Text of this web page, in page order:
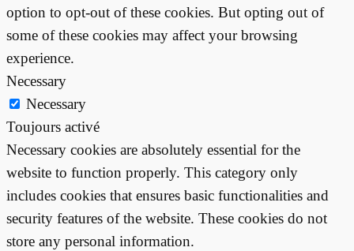
option to opt-out of these cookies. But opting out of
some of these cookies may affect your browsing
experience.
Necessary
Necessary
Toujours activé
Necessary cookies are absolutely essential for the
website to function properly. This category only
includes cookies that ensures basic functionalities and
security features of the website. These cookies do not
store any personal information.